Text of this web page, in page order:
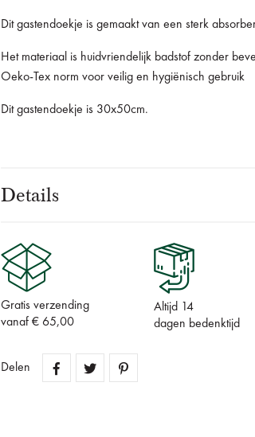
Dit gastendoekje is gemaakt van een sterk
Het materiaal is huidvriendelijk badstof zonder
Oeko-Tex norm voor veilig en hygiënisch gebruik
Dit gastendoekje is 30x50cm.
Details
Gratis verzending
vanaf € 65,00
Altijd 14
dagen bedenktijd
Delen